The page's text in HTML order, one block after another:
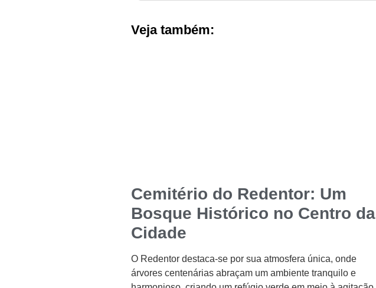
Veja também:
Cemitério do Redentor: Um
Bosque Histórico no Centro da
Cidade
O Redentor destaca-se por sua atmosfera única, onde
árvores centenárias abraçam um ambiente tranquilo e